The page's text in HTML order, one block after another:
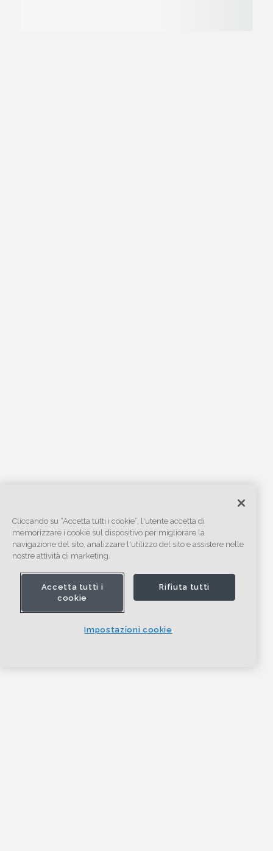
Cliccando su “Accetta tutti i cookie”, l'utente accetta di
memorizzare i cookie sul dispositivo per migliorare la
navigazione del sito, analizzare l'utilizzo del sito e assistere nelle
nostre attività di marketing.
Accetta tutti i
cookie
Rifiuta tutti
Impostazioni cookie